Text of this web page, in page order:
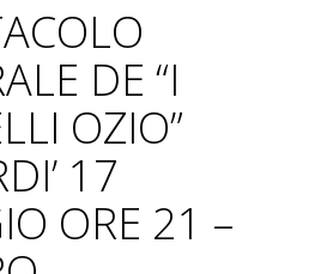
DE “I
OZIO”
17
ORE 21 –